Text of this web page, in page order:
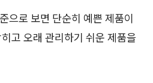
으로 보면 단순히 예쁜 제품이
고 오래 관리하기 쉬운 제품을